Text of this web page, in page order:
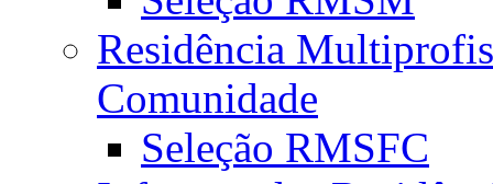
Residência
Comunidade
Seleção RMSFC